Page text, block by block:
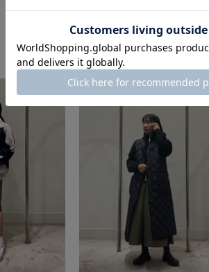
このスタッフの他のス